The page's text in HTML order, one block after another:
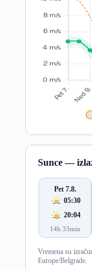
Sunce —
Pet 7.8.
05:30
20:04
14h 33min
Vremena su
Europe/Belgrade.